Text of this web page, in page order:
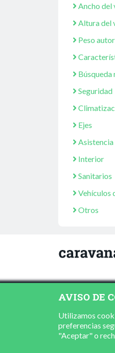
Ancho del
Altura del
Peso
Búsqueda
Seguridad
Ejes
Interior
Sanitarios
Vehículos
Otros
AVISO DE
Utilizamos
preferencias
"Aceptar" o